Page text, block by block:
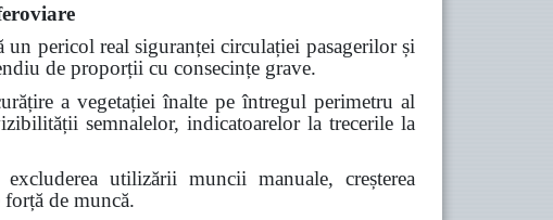
un pericol real siguranței circulației pasagerilor și
de proporții cu consecințe grave.
a vegetației înalte pe întregul perimetru al
semnalelor, indicatoarelor la trecerile la
excludereautilizării muncii manuale, creșterea
de muncă.